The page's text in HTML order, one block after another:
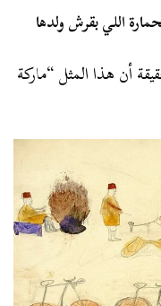
.. حكايات من المنيا 2 ” الحمارة اللي بقرش ولدها
أن هذا المثل “ماركة